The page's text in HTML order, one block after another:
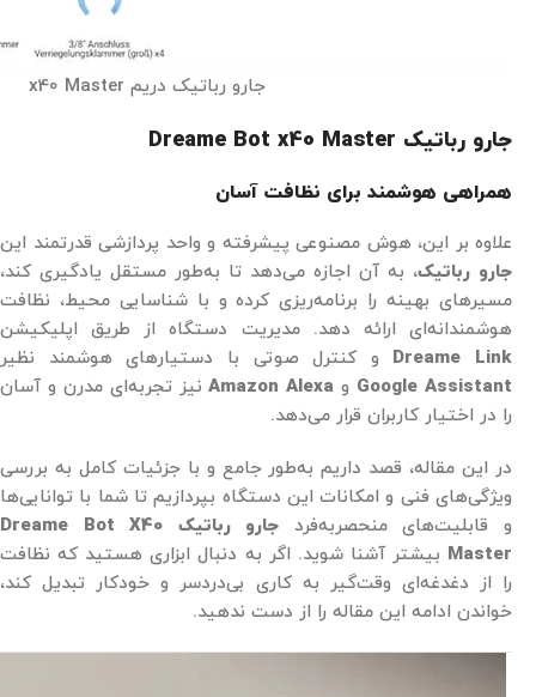
جارو رباتیک دریم x40 Master
جارو رباتیک Dreame Bot x40 Master
همراهی هوشمند برای نظافت آسان
علاوه بر این، هوش مصنوعی پیشرفته و واحد پردازشی قدرتمند این
جارو رباتیک، به آن اجازه می‌دهد تا به‌طور مستقل یادگیری کند،
مسیرهای بهینه را برنامه‌ریزی کرده و با شناسایی محیط، نظافت
هوشمندانه‌ای ارائه دهد. مدیریت دستگاه از طریق اپلیکیشن
Dreame Link و کنترل صوتی با دستیارهای هوشمند نظیر
Google Assistant و Amazon Alexaنیز تجربه‌ای مدرن و آسان
را در اختیار کاربران قرار می‌دهد.
در این مقاله، قصد داریم به‌طور جامع و با جزئیات کامل به بررسی
ویژگی‌های فنی و امکانات این دستگاه بپردازیم تا شما با توانایی‌ها
و قابلیت‌های منحصربه‌فرد
جارو رباتیک Dreame Bot X40
Master بیشتر آشنا شوید. اگر به دنبال ابزاری هستید که نظافت
را از دغدغه‌ای وقت‌گیر به کاری بی‌دردسر و خودکار تبدیل کند،
خواندن ادامه این مقاله را از دست ندهید.